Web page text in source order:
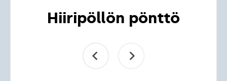
Hiiripöllön pönttö